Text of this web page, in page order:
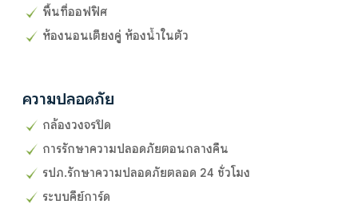
พื้นที่ออฟฟิศ
ห้องนอนเตียงคู่ ห้องน้ำในตัว
ความปลอดภัย
กล้องวงจรปิด
การรักษาความปลอดภัยตอนกลางคืน
รปภ.รักษาความปลอดภัยตลอด 24 ชั่วโมง
ระบบคีย์การ์ด